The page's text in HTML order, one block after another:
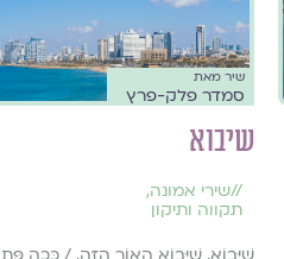
שיר מאת
סמדר פלק-פרץ
שיבוא
//שירי אמונה,
תקווה ותיקון